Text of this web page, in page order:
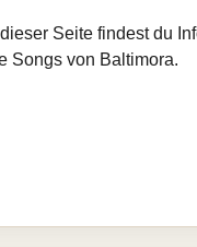
Seite findest du
Songs von Baltimora.